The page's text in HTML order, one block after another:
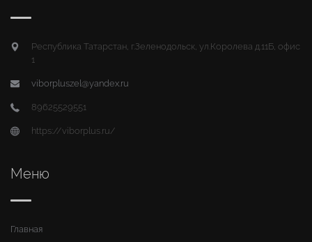
Республика Татарстан, г.Зеленодольск, ул.Королева д.11Б, офис
1
viborpluszel@yandex.ru
89625529551
https://viborplus.ru/
Меню
Главная